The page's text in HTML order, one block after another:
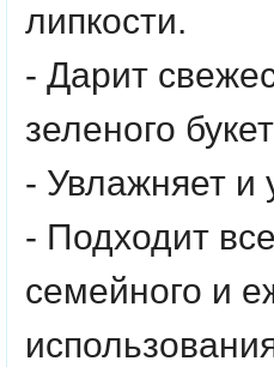
липкости.
- Дарит
зеленого
- Увлажняет и
- Подходит
семейного и